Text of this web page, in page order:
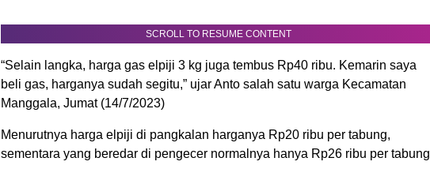
SCROLL TO RESUME CONTENT
“Selain langka, harga gas elpiji 3 kg juga tembus Rp40 ribu. Kemarin saya
beli gas, harganya sudah segitu,” ujar Anto salah satu warga Kecamatan
Manggala, Jumat (14/7/2023)
Menurutnya harga elpiji di pangkalan harganya Rp20 ribu per tabung,
sementara yang beredar di pengecer normalnya hanya Rp26 ribu per tabung